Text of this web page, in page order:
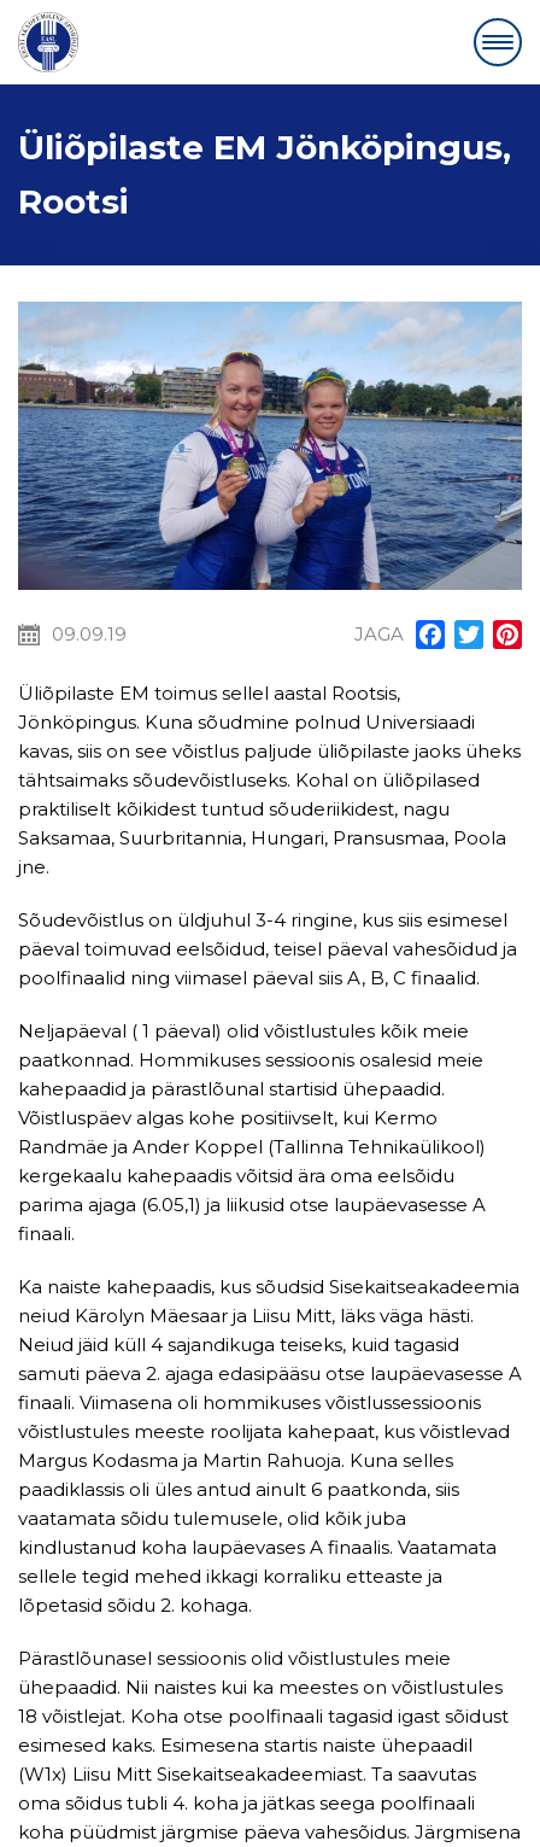
Üliõpilaste EM Jönköpingus,
Rootsi
09.09.19 JAGA Facebook
Üliõpilaste EM toimus sellel aastal Rootsis,
Jönköpingus. Kuna sõudmine polnud Universiaadi
kavas, siis on see võistlus paljude üliõpilaste jaoks üheks
tähtsaimaks sõudevõistluseks. Kohal on üliõpilased
praktiliselt kõikidest tuntud sõuderiikidest, nagu
Saksamaa, Suurbritannia, Hungari, Pransusmaa, Poola
jne.
Sõudevõistlus on üldjuhul 3-4 ringine, kus siis esimesel
päeval toimuvad eelsõidud, teisel päeval vahesõidud ja
poolfinaalid ning viimasel päeval siis A, B, C finaalid.
Neljapäeval ( 1 päeval) olid võistlustules kõik meie
paatkonnad. Hommikuses sessioonis osalesid meie
kahepaadid ja pärastlõunal startisid ühepaadid.
Võistluspäev algas kohe positiivselt, kui Kermo
Randmäe ja Ander Koppel (Tallinna Tehnikaülikool)
kergekaalu kahepaadis võitsid ära oma eelsõidu
parima ajaga (6.05,1) ja liikusid otse laupäevasesse A
finaali.
Ka naiste kahepaadis, kus sõudsid Sisekaitseakadeemia
neiud Kärolyn Mäesaar ja Liisu Mitt, läks väga hästi.
Neiud jäid küll 4 sajandikuga teiseks, kuid tagasid
samuti päeva 2. ajaga edasipääsu otse laupäevasesse A
finaali. Viimasena oli hommikuses võistlussessioonis
võistlustules meeste roolijata kahepaat, kus võistlevad
Margus Kodasma ja Martin Rahuoja. Kuna selles
paadiklassis oli üles antud ainult 6 paatkonda, siis
vaatamata sõidu tulemusele, olid kõik juba
kindlustanud koha laupäevases A finaalis. Vaatamata
sellele tegid mehed ikkagi korraliku etteaste ja
lõpetasid sõidu 2. kohaga.
Pärastlõunasel sessioonis olid võistlustules meie
ühepaadid. Nii naistes kui ka meestes on võistlustules
18 võistlejat. Koha otse poolfinaali tagasid igast sõidust
esimesed kaks. Esimesena startis naiste ühepaadil
(W1x) Liisu Mitt Sisekaitseakadeemiast. Ta saavutas
oma sõidus tubli 4. koha ja jätkas seega poolfinaali
koha püüdmist järgmise päeva vahesõidus. Järgmisena